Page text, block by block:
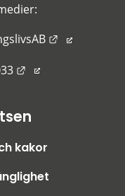
Länk till
Länk till annan
kakor